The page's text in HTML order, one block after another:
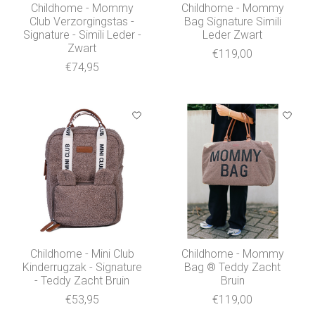
Childhome - Mommy
Club Verzorgingstas -
Signature - Simili Leder -
Zwart
€74,95
Childhome - Mommy
Bag Signature Simili
Leder Zwart
€119,00
Childhome - Mini Club
Kinderrugzak - Signature
- Teddy Zacht Bruin
€53,95
Childhome - Mommy
Bag ® Teddy Zacht
Bruin
€119,00